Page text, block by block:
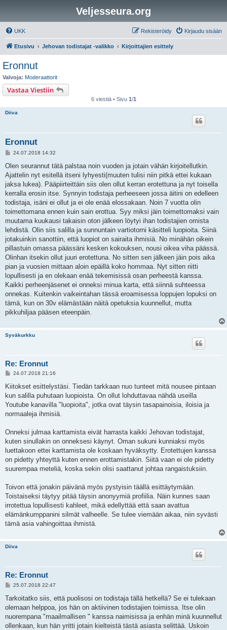
Veljesseura.org
UKK Kirjaudu sisään
Rekisteröidy
Etusivu Jehovan todistajat -valikko Kirjoittajien esittely
Eronnut
Valvoja: Moderaattorit
Vastaa Viestiin
6 viestiä • Sivu 1/1
Diiva
Eronnut
V
e
t
i
24.07.2018 14:32
Olen seurannut tätä palstaa noin vuoden ja jotain vähän kirjoitellutkin.
Ajattelin nyt esitellä itseni lyhyesti(muuten tulisi niin pitkä ettei kukaan
jaksa lukea). Pääpiirteittäin siis olen ollut kerran erotettuna ja nyt toisella
kerralla erosin itse. Synnyin todistaja perheeseen jossa äitini on edelleen
todistaja, isäni ei ollut ja ei ole enää elossakaan. Noin 7 vuotta olin
toimettomana ennen kuin sain erottua. Syy miksi jäin toimettomaksi vain
muutama kuukausi takaisin oton jälkeen löytyi ihan todistajien omista
lehdistä. Olin siis salilla ja sunnuntain vartiotorni käsitteli luopioita. Siinä
jotakuinkin sanottiin, että luopiot on sairaita ihmisiä. No minähän oikein
pillastuin omassa päässäni kesken kokouksen, nousi oikea viha päässä.
Olinhan itsekin ollut juuri erotettuna. No sitten sen jälkeen jäin pois aika
pian ja vuosien mittaan aloin epäillä koko hommaa. Nyt sitten riitti
lopullisesti ja en olekaan enää tekemisissä osan perheestä kanssa.
Kaikki perheenjäsenet ei onneksi minua karta, että siinnä suhteessa
onnekas. Kuitenkin vaikeintahan tässä eroamisessa loppujen lopuksi on
tämä, kun on 30v elämästään näitä opetuksia kuunnellut, mutta
pikkuhiljaa pääsen eteenpäin.
Syväkurkku
Re: Eronnut
V
e
t
i
24.07.2018 21:16
Kiitokset esittelystäsi. Tiedän tarkkaan nuo tunteet mitä nousee pintaan
kun salilla puhutaan luopioista. On ollut lohduttavaa nähdä useilla
Youtube kanavilla "luopioita", jotka ovat täysin tasapainoisia, iloisia ja
normaaleja ihmisiä.
Onneksi julmaa karttamista eivät harrasta kaikki Jehovan todistajat,
kuten sinullakin on onneksesi käynyt. Oman sukuni kunniaksi myös
luettakoon ettei karttamista ole koskaan hyväksytty. Erotettujen kanssa
on pidetty yhteyttä kuten ennen erottamistakin. Siitä vaan ei ole pidetty
suurempaa meteliä, koska sekin olisi saattanut johtaa rangaistuksiin.
Toivon että jonakin päivänä myös pystyisin täällä esittäytymään.
Toistaiseksi täytyy pitää täysin anonyymiä profiilia. Näin kunnes saan
irrotettua lopullisesti kahleet, mikä edellyttää että saan avattua
elämänkumppanini silmät valheelle. Se tulee viemään aikaa, niin syvästi
tämä asia vahingoittaa ihmistä.
Diiva
Re: Eronnut
V
e
t
i
25.07.2018 22:47
Tarkoitatko siis, että puolisosi on todistaja tällä hetkellä? Se ei tulekaan
olemaan helppoa, jos hän on aktiivinen todistajien toimissa. Itse olin
nuorempana "maailmallisen " kanssa naimisissa ja enhän minä kuunnellut
ollenkaan, kun hän yritti jotain kielteistä tästä asiasta selittää. Uskoin